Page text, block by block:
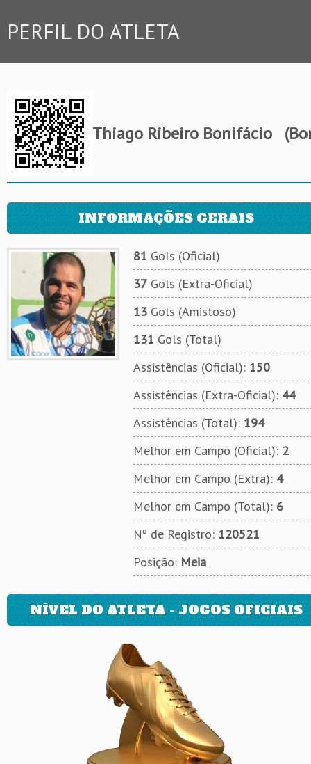
PERFIL DO ATLETA
Thiago Ribeiro Bonifácio
INFORMAÇÕES GERAIS
81 Gols (Oficial)
37Gols (Extra-Oficial)
13Gols (Amistoso)
131 Gols (Total)
Assistências (Oficial): 150
Assistências (Extra-Oficial): 44
Assistências (Total): 194
Melhor em Campo (Oficial): 2
Melhor em Campo (Extra): 4
Melhor em Campo (Total): 6
Nº de Registro: 120521
Posição: Meia
NÍVEL DO ATLETA - JOGOS OFICIAIS